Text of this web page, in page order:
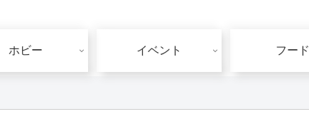
ホビー イベント フード